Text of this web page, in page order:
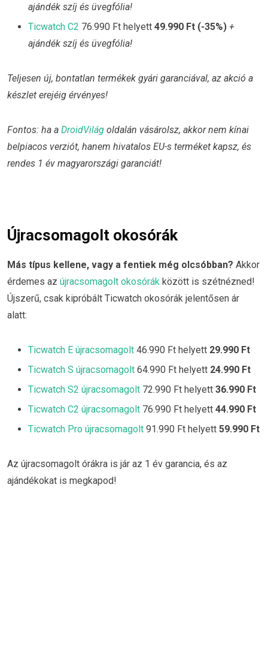
ajándék szíj és üvegfólia!
Ticwatch C2 76.990 Ft helyett 49.990 Ft (-35%) +
ajándék szíj és üvegfólia!
Teljesen új, bontatlan termékek gyári garanciával, az akció a
készlet erejéig érvényes!
Fontos: ha a DroidVilág oldalán vásárolsz, akkor nem kínai
belpiacos verziót, hanem hivatalos EU-s terméket kapsz, és
rendes 1 év magyarországi garanciát!
Újracsomagolt okosórák
Más típus kellene, vagy a fentiek még olcsóbban? Akkor
érdemes az újracsomagolt okosórák között is szétnézned!
Újszerű, csak kipróbált Ticwatch okosórák jelentősen ár
alatt:
Ticwatch E újracsomagolt 46.990 Ft helyett 29.990 Ft
Ticwatch S újracsomagolt 64.990 Ft helyett 24.990 Ft
Ticwatch S2 újracsomagolt 72.990 Ft helyett 36.990 Ft
Ticwatch C2 újracsomagolt 76.990 Ft helyett 44.990 Ft
Ticwatch Pro újracsomagolt 91.990 Ft helyett 59.990 Ft
Az újracsomagolt órákra is jár az 1 év garancia, és az
ajándékokat is megkapod!